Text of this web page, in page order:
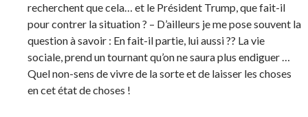
recherchent que cela… et le Président Trump, que fait-il
pour contrer la situation ? – D’ailleurs je me pose souvent la
question à savoir : En fait-il partie, lui aussi ?? La vie
sociale, prend un tournant qu’on ne saura plus endiguer …
Quel non-sens de vivre de la sorte et de laisser les choses
en cet état de choses !